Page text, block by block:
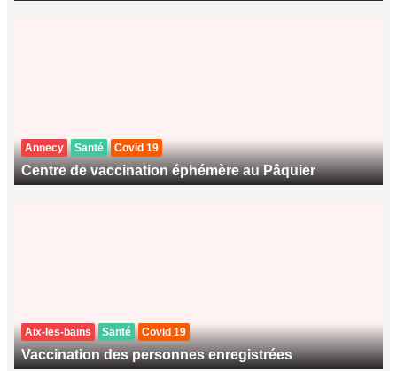
Annecy Santé Covid 19
Centre de vaccination éphémère au Pâquier
Aix-les-bains Santé Covid 19
Vaccination des personnes enregistrées